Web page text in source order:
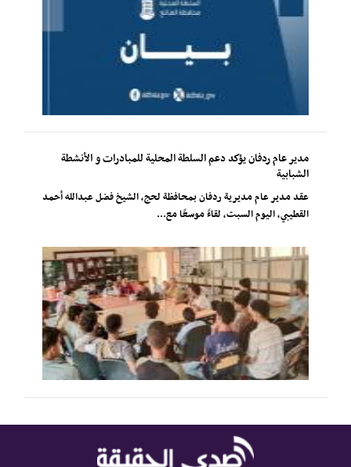
مدير عام ردفان يؤكد دعم السلطة المحلية للمبادرات و الأنشطة
الشبابية
عقد مدير عام مديرية ردفان بمحافظة لحج، الشيخ فضل عبدالله أحمد
القطيبي، اليوم السبت، لقاءً موسعًا مع...